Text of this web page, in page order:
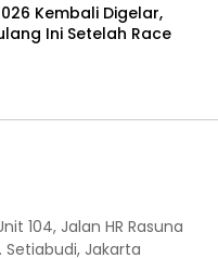
Kembali Digelar,
Ini Setelah Race
104, Jalan HR Rasuna
Setiabudi, Jakarta